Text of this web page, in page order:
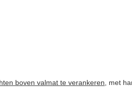
boven valmat te verankeren , met